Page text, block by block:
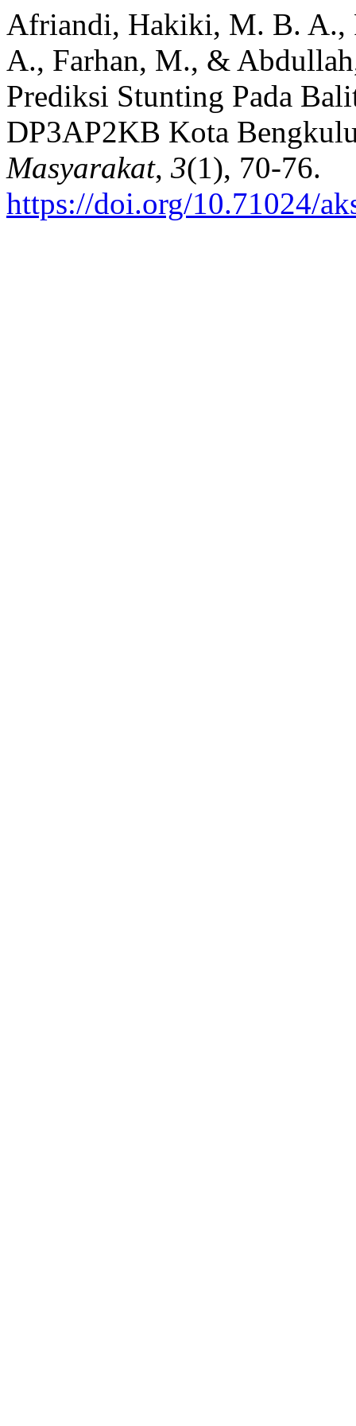
Afriandi, Hakiki, M. B. A.,
A., Farhan, M., &
Prediksi Stunting Pada
DP3AP2KB Kota
Masyarakat, 3(1), 70-76.
https://doi.org/10.71024/